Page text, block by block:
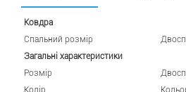
Ковдра
Спальний розмір
Загальні характеристики
Розмір
Колір